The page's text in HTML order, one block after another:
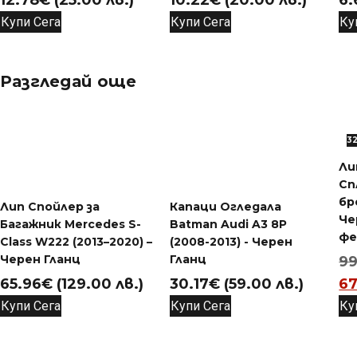
Купи Сега Купи Сега
Разгледай още
Лип Спойлер за
Багажник Mercedes S-
Class W222 (2013–2020) –
Черен Гланц
65.96€ (129.00 лв.)
Купи Сега
Капаци Огледала
Batman Audi A3 8P
(2008-2013) - Черен
Гланц
30.17€ (59.00 лв.)
Купи Сега